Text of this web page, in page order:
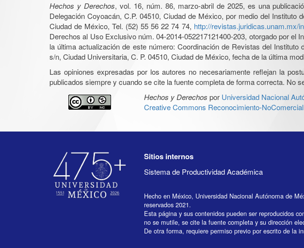
Hechos y Derechos, vol. 16, núm. 86, marzo-abril de 2025, es una
Delegación Coyoacán, C.P. 04510, Ciudad de México, por medio del
Ciudad de México, Tel. (52) 55 56 22 74 74, http://revistas.juridicas.unam.mx/
Derechos al Uso Exclusivo núm. 04-2014-052217121400-203, otorgado por
la última actualización de este número: Coordinación de Revistas del
s/n, Ciudad Universitaria, C. P. 04510, Ciudad de México, fecha de la última
Las opiniones expresadas por los autores no necesariamente reflejan la
publicados siempre y cuando se cite la fuente completa de forma correcta. No
Hechos y Derechos por Universidad Nacional
Creative Commons Reconocimiento-
Sitios internos
Sistema de Productividad Académica
Hecho en México, Universidad Nacional Autónoma de
reservados 2021.
Esta página y sus contenidos pueden ser reproducidos
no se mutile, se cite la fuente completa y su dirección
De otra forma, requiere permiso previo por escrito de la